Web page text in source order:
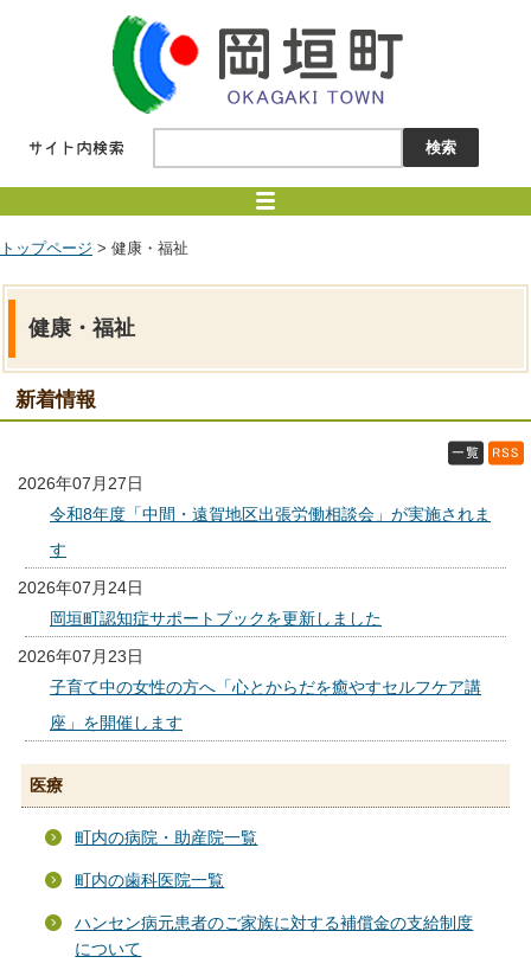
トップページ > 健康・福祉
健康・福祉
新着情報
2026年07月27日
令和8年度「中間・遠賀地区出張労働相談会」が実施されま
す
2026年07月24日
岡垣町認知症サポートブックを更新しました
2026年07月23日
子育て中の女性の方へ「心とからだを癒やすセルフケア講
座」を開催します
医療
町内の病院・助産院一覧
町内の歯科医院一覧
ハンセン病元患者のご家族に対する補償金の支給制度
について